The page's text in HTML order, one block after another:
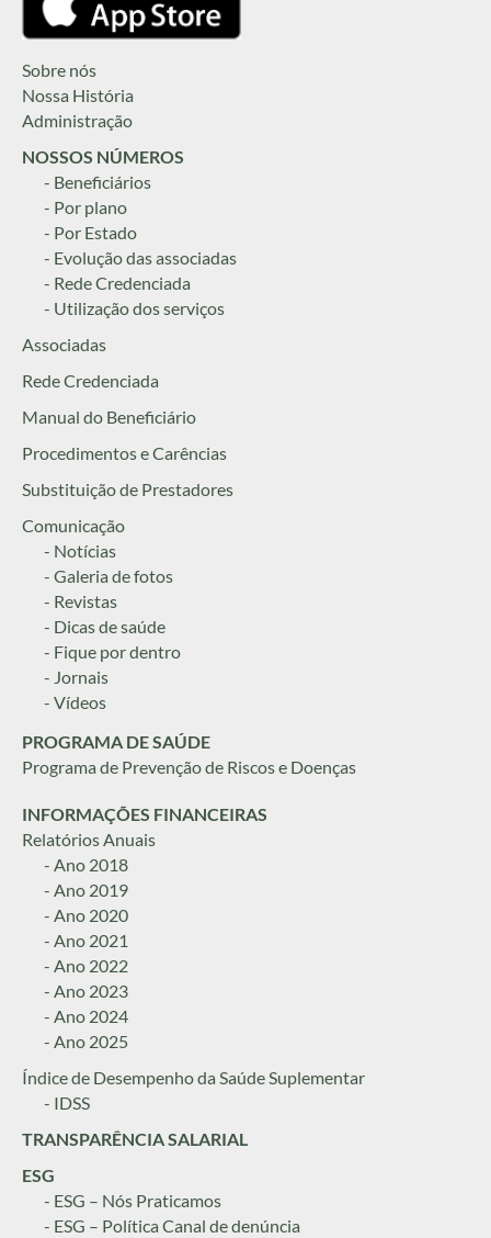
Sobre nós
Nossa História
Administração
NOSSOS NÚMEROS
- Beneficiários
- Por plano
- Por Estado
- Evolução das associadas
- Rede Credenciada
- Utilização dos serviços
Associadas
Rede Credenciada
Manual do Beneficiário
Procedimentos e Carências
Substituição de Prestadores
Comunicação
- Notícias
- Galeria de fotos
- Revistas
- Dicas de saúde
- Fique por dentro
- Jornais
- Vídeos
PROGRAMA DE SAÚDE
Programa de Prevenção de Riscos e Doenças
INFORMAÇÕES FINANCEIRAS
Relatórios Anuais
- Ano 2018
- Ano 2019
- Ano 2020
- Ano 2021
- Ano 2022
- Ano 2023
- Ano 2024
- Ano 2025
Índice de Desempenho da Saúde Suplementar
- IDSS
TRANSPARÊNCIA SALARIAL
ESG
- ESG – Nós Praticamos
- ESG – Política Canal de denúncia